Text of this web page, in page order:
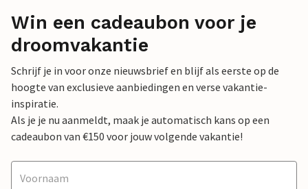
Win een cadeaubon voor je
droomvakantie
Schrijf je in voor onze nieuwsbrief en blijf als eerste op de
hoogte van exclusieve aanbiedingen en verse vakantie-
inspiratie.
Als je je nu aanmeldt, maak je automatisch kans op een
cadeaubon van €150 voor jouw volgende vakantie!